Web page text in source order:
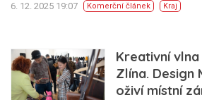
6. 12. 2025 19:07 Komerční článek Kraj
Kreativní
Zlína. Design
oživí místní